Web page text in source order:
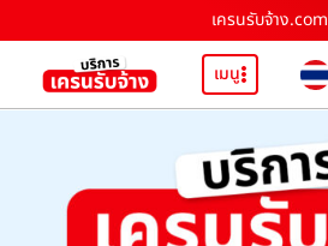
เครนรับจ้าง.com
เมนู